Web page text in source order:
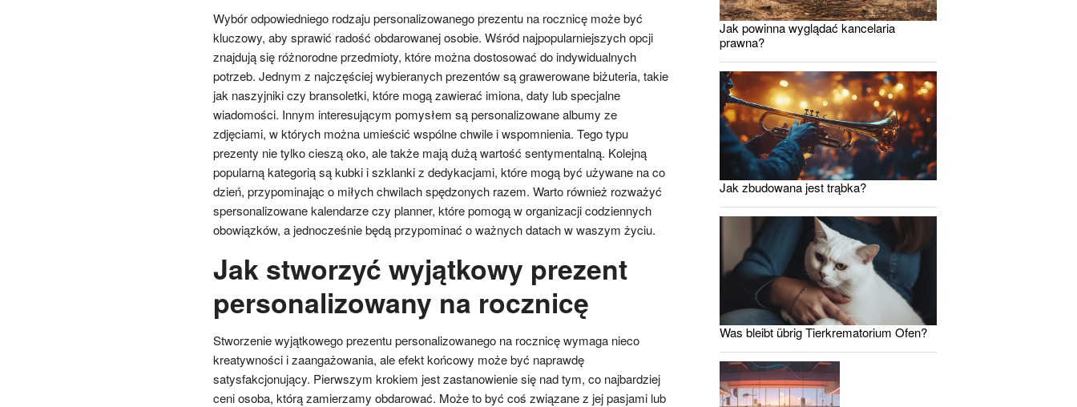
Wybór odpowiedniego rodzaju personalizowanego prezentu na rocznicę może być
kluczowy, aby sprawić radość obdarowanej osobie. Wśród najpopularniejszych opcji
znajdują się różnorodne przedmioty, które można dostosować do indywidualnych
potrzeb. Jednym z najczęściej wybieranych prezentów są grawerowane biżuteria, takie
jak naszyjniki czy bransoletki, które mogą zawierać imiona, daty lub specjalne
wiadomości. Innym interesującym pomysłem są personalizowane albumy ze
zdjęciami, w których można umieścić wspólne chwile i wspomnienia. Tego typu
prezenty nie tylko cieszą oko, ale także mają dużą wartość sentymentalną. Kolejną
popularną kategorią są kubki i szklanki z dedykacjami, które mogą być używane na co
dzień, przypominając o miłych chwilach spędzonych razem. Warto również rozważyć
spersonalizowane kalendarze czy planner, które pomogą w organizacji codziennych
obowiązków, a jednocześnie będą przypominać o ważnych datach w waszym życiu.
Jak stworzyć wyjątkowy prezent
personalizowany na rocznicę
Stworzenie wyjątkowego prezentu personalizowanego na rocznicę wymaga nieco
kreatywności i zaangażowania, ale efekt końcowy może być naprawdę
satysfakcjonujący. Pierwszym krokiem jest zastanowienie się nad tym, co najbardziej
ceni osoba, którą zamierzamy obdarować. Może to być coś związane z jej pasjami lub
Jak powinna wyglądać kancelaria
prawna?
Jak zbudowana jest trąbka?
Was bleibt übrig Tierkrematorium Ofen?